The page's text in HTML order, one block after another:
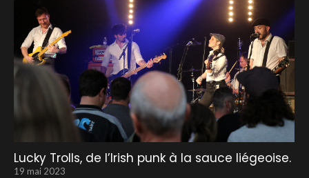
Lucky Trolls, de l’Irish punk à la sauce liégeoise.
19 mai 2023